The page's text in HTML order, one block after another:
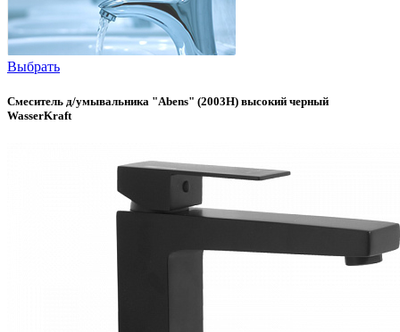
Выбрать
Смеситель д/умывальника "Abens" (2003H) высокий черный
WasserKraft